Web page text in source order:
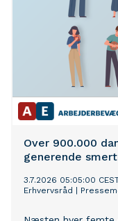
Over 900.000
generende
3.7.2026 05:05:00
Erhvervsråd